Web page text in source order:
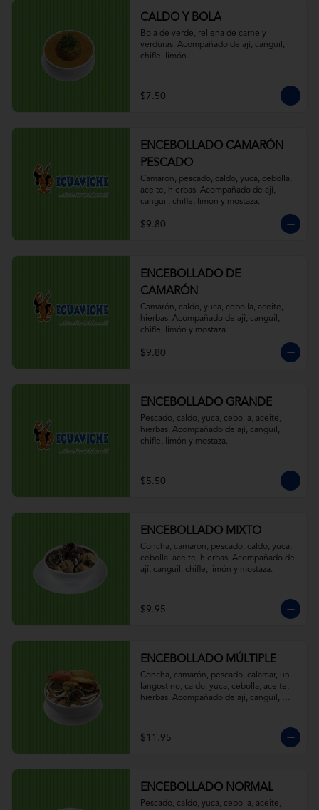
CALDO Y BOLA
Bola de verde, rellena de carne y
verduras. Acompañado de ají, canguil,
chifle, limón.
$7.50
ENCEBOLLADO CAMARÓN
PESCADO
Camarón, pescado, caldo, yuca, cebolla,
aceite, hierbas. Acompañado de ají,
canguil, chifle, limón y mostaza.
$9.80
ENCEBOLLADO DE
CAMARÓN
Camarón, caldo, yuca, cebolla, aceite,
hierbas. Acompañado de ají, canguil,
chifle, limón y mostaza.
$9.80
ENCEBOLLADO GRANDE
Pescado, caldo, yuca, cebolla, aceite,
hierbas. Acompañado de ají, canguil,
chifle, limón y mostaza.
$5.50
ENCEBOLLADO MIXTO
Concha, camarón, pescado, caldo, yuca,
cebolla, aceite, hierbas. Acompañado de
ají, canguil, chifle, limón y mostaza.
$9.95
ENCEBOLLADO MÚLTIPLE
Concha, camarón, pescado, calamar, un
langostino, caldo, yuca, cebolla, aceite,
hierbas. Acompañado de ají, canguil,
$11.95
ENCEBOLLADO NORMAL
Pescado, caldo, yuca, cebolla, aceite,